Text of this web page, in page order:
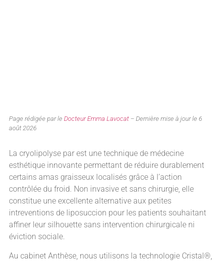
Page rédigée par le Docteur Emma Lavocat– Dernière mise à jour le 6
août 2026
La cryolipolyse par est une technique de médecine
esthétique innovante permettant de réduire durablement
certains amas graisseux localisés grâce à l’action
contrôlée du froid. Non invasive et sans chirurgie, elle
constitue une excellente alternative aux petites
intreventions de liposuccion pour les patients souhaitant
affiner leur silhouette sans intervention chirurgicale ni
éviction sociale.
Au cabinet Anthèse, nous utilisons la technologie Cristal®,